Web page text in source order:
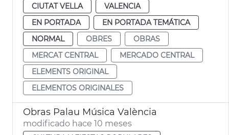
CIUTAT VELLA
VALENCIA
EN PORTADA
EN PORTADA TEMÁTICA
NORMAL
OBRES
OBRAS
MERCAT CENTRAL
MERCADO CENTRAL
ELEMENTS ORIGINAL
ELEMENTOS ORIGINALES
Obras Palau Música València
modificado hace 10 meses